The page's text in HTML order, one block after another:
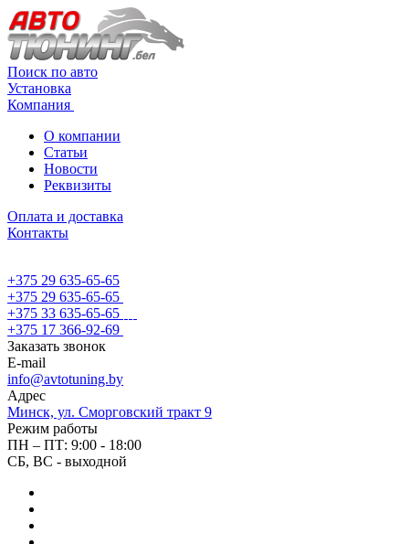
Поиск по авто
Установка
Компания
О компании
Статьи
Новости
Реквизиты
Оплата и доставка
Контакты
+375 29 635-65-65
+375 29 635-65-65
+375 33 635-65-65
+375 17 366-92-69
Заказать звонок
E-mail
info@avtotuning.by
Адрес
Минск, ул. Сморговский тракт 9
Режим работы
ПН – ПТ: 9:00 - 18:00
СБ, ВС - выходной